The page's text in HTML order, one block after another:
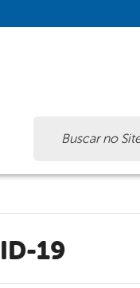
19